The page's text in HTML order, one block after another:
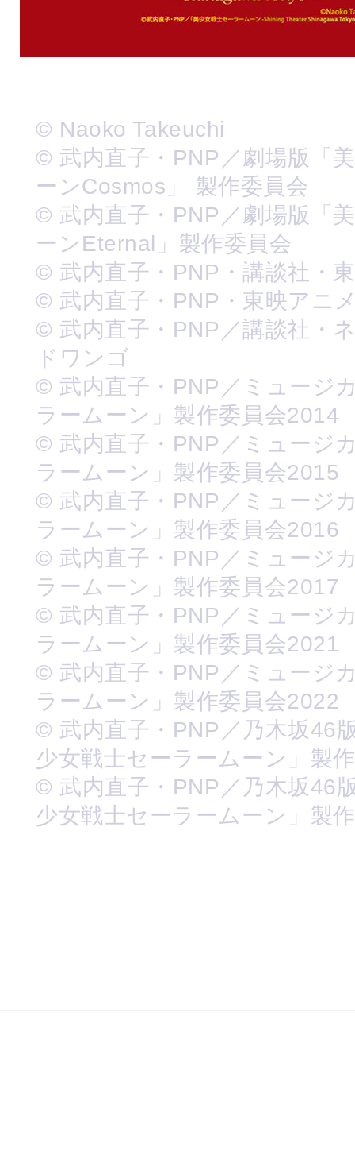
© Naoko Takeuchi
© 武内直子・PNP／劇場版「
ーンCosmos」 製作委員会
© 武内直子・PNP／劇場版「
ーンEternal」製作委員会
© 武内直子・PNP・講談社・
© 武内直子・PNP・東映アニ
© 武内直子・PNP／講談社・
ドワンゴ
© 武内直子・PNP／ミュージ
ラームーン」製作委員会2014
© 武内直子・PNP／ミュージ
ラームーン」製作委員会2015
© 武内直子・PNP／ミュージ
ラームーン」製作委員会2016
© 武内直子・PNP／ミュージ
ラームーン」製作委員会2017
© 武内直子・PNP／ミュージ
ラームーン」製作委員会2021
© 武内直子・PNP／ミュージ
ラームーン」製作委員会2022
© 武内直子・PNP／乃木坂46
少女戦士セーラームーン」製
© 武内直子・PNP／乃木坂46
少女戦士セーラームーン」製